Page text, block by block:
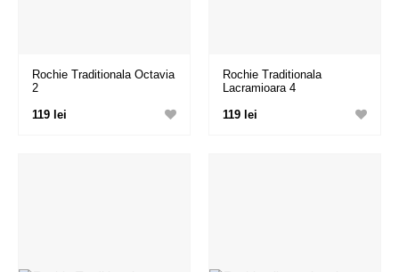
Rochie Traditionala Octavia
2
119 lei
Rochie Traditionala
Lacramioara 4
119 lei